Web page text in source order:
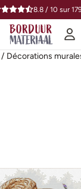
disponibles.
8.8 / 10sur
/ Décorations